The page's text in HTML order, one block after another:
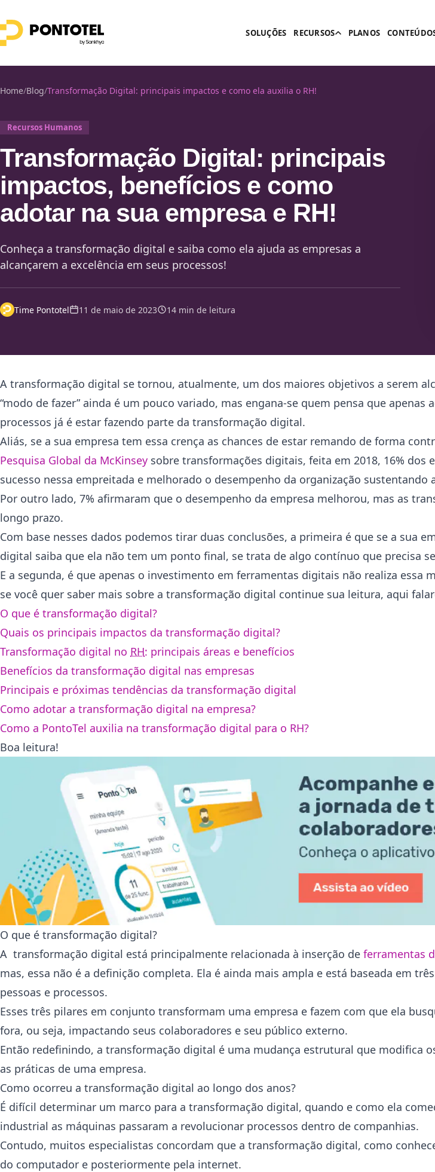
SOLUÇÕES RECURSOS PLANOS
Home/Blog/Transformação Digital: principais impactos e como ela auxilia o RH!
Recursos Humanos
Transformação Digital: principais
impactos, benefícios e como
adotar na sua empresa e RH!
Conheça a transformação digital e saiba como ela ajuda as empresas a
alcançarem a excelência em seus processos!
Time Pontotel 11 de maio de 2023 14 min de leitura
A transformação digital se tornou, atualmente, um dos maiores objetivos a serem
“modo de fazer” ainda é um pouco variado, mas engana-se quem pensa que
processos já é estar fazendo parte da transformação digital.
Aliás, se a sua empresa tem essa crença as chances de estar remando de forma
Pesquisa Global da McKinsey sobre transformações digitais, feita em 2018, 16%
sucesso nessa empreitada e melhorado o desempenho da organização sustentando
Por outro lado, 7% afirmaram que o desempenho da empresa melhorou, mas as
longo prazo.
Com base nesses dados podemos tirar duas conclusões, a primeira é que se a sua
digital saiba que ela não tem um ponto final, se trata de algo contínuo que precisa
E a segunda, é que apenas o investimento em ferramentas digitais não realiza essa
se você quer saber mais sobre a transformação digital continue sua leitura, aqui
O que é transformação digital?
Quais os principais impactos da transformação digital?
Transformação digital no RH: principais áreas e benefícios
Benefícios da transformação digital nas empresas
Principais e próximas tendências da transformação digital
Como adotar a transformação digital na empresa?
Como a PontoTel auxilia na transformação digital para o RH?
Boa leitura!
O que é transformação digital?
A transformação digital está principalmente relacionada à inserção de ferramentas
mas, essa não é a definição completa. Ela é ainda mais ampla e está baseada em
pessoas e processos.
Esses três pilares em conjunto transformam uma empresa e fazem com que ela
fora, ou seja, impactando seus colaboradores e seu público externo.
Então redefinindo, a transformação digital é uma mudança estrutural que modifica
as práticas de uma empresa.
Como ocorreu a transformação digital ao longo dos anos?
É difícil determinar um marco para a transformação digital, quando e como ela
industrial as máquinas passaram a revolucionar processos dentro de companhias.
Contudo, muitos especialistas concordam que a transformação digital, como
do computador e posteriormente pela internet.